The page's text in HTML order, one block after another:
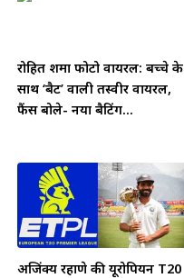
रोहित शर्मा फोटो वायरल: बच्चे के
साथ ‘बैट’ वाली तस्वीर वायरल,
फैंस बोले- नया बैटिंग...
अजिंक्य रहाणे की यूरोपियन T20